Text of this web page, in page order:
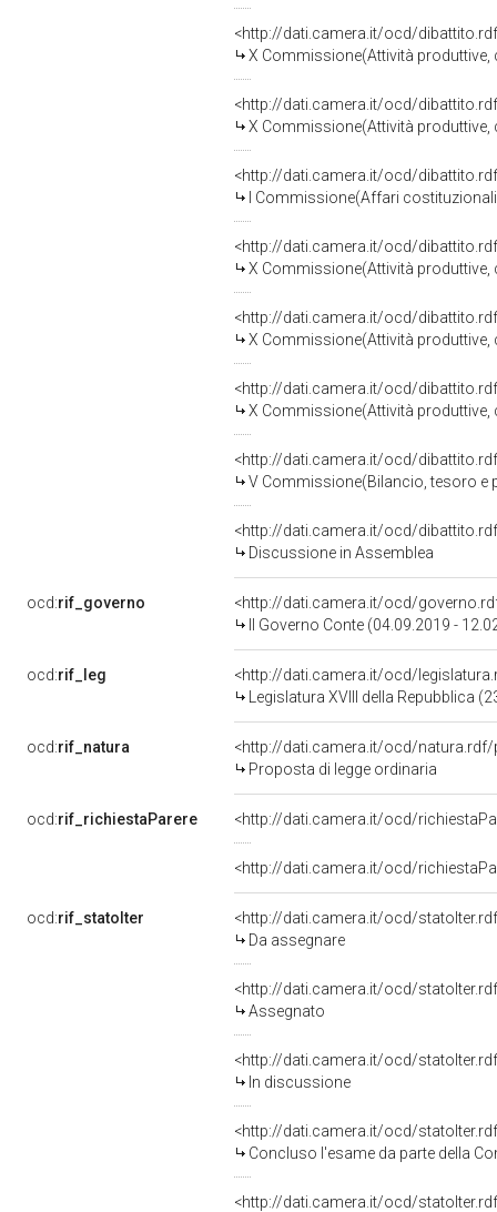
<http://dati.camera.it/ocd/
X Commissione(Attività
<http://dati.camera.it/ocd/
X Commissione(Attività
<http://dati.camera.it/ocd/
I Commissione(Affari
<http://dati.camera.it/ocd/
X Commissione(Attività
<http://dati.camera.it/ocd/
X Commissione(Attività
<http://dati.camera.it/ocd/
X Commissione(Attività
<http://dati.camera.it/ocd/
V Commissione(Bilancio, tesoro e
<http://dati.camera.it/ocd/
Discussione in Assemblea
ocd:rif_governo
<http://dati.camera.it/ocd/
II Governo Conte (04.09.2019 -
ocd:rif_leg
<http://dati.camera.it/ocd/
Legislatura XVIII della Repubblica
ocd:rif_natura
<http://dati.camera.it/ocd/natura.rdf/
Proposta di legge ordinaria
ocd:rif_richiestaParere <http://dati.camera.it/ocd/
<http://dati.camera.it/ocd/
ocd:rif_statoIter
<http://dati.camera.it/ocd/
Da assegnare
<http://dati.camera.it/ocd/
Assegnato
<http://dati.camera.it/ocd/
In discussione
<http://dati.camera.it/ocd/
Concluso l'esame da parte della
<http://dati.camera.it/ocd/